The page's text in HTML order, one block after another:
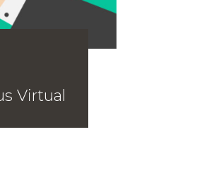
Virtual